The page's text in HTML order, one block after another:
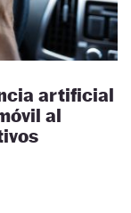
artificial
al